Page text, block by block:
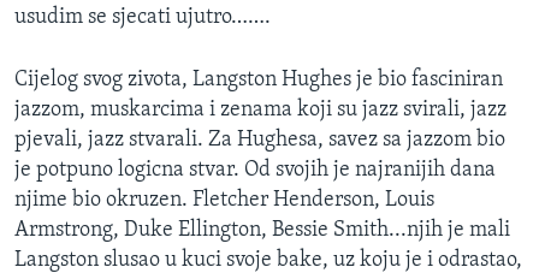
usudim se sjecati ujutro…….
Cijelog svog zivota, Langston Hughes je bio fasciniran
jazzom, muskarcima i zenama koji su jazz svirali, jazz
pjevali, jazz stvarali. Za Hughesa, savez sa jazzom bio
je potpuno logicna stvar. Od svojih je najranijih dana
njime bio okruzen. Fletcher Henderson, Louis
Armstrong, Duke Ellington, Bessie Smith...njih je mali
Langston slusao u kuci svoje bake, uz koju je i odrastao,